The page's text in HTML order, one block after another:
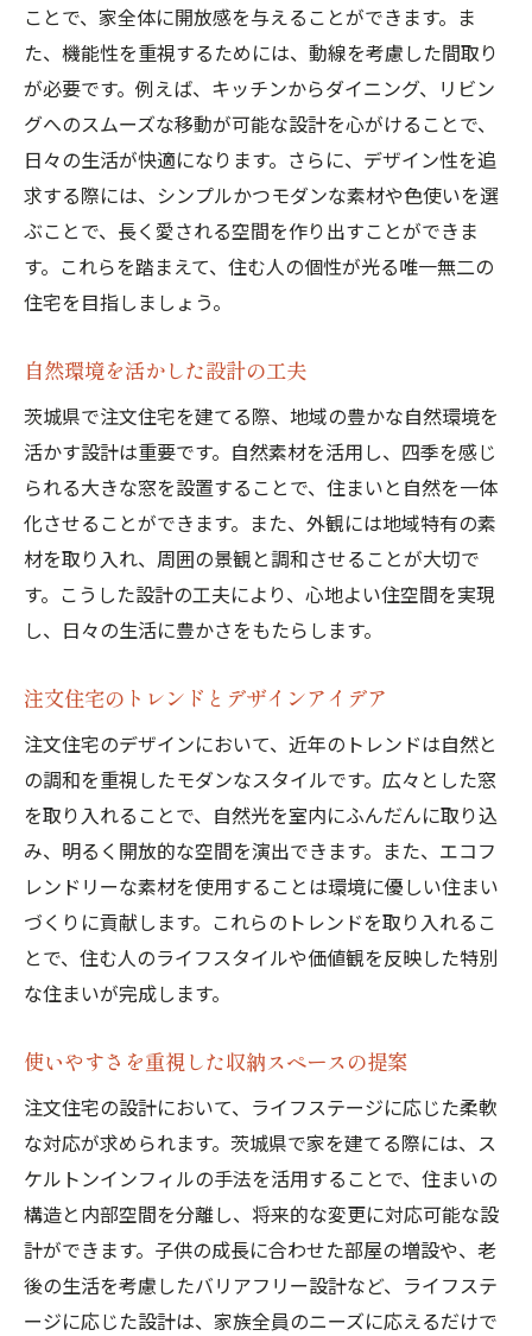
ことで、家全体に開放感を与えることができます。ま
た、機能性を重視するためには、動線を考慮した間取り
が必要です。例えば、キッチンからダイニング、リビン
グへのスムーズな移動が可能な設計を心がけることで、
日々の生活が快適になります。さらに、デザイン性を追
求する際には、シンプルかつモダンな素材や色使いを選
ぶことで、長く愛される空間を作り出すことができま
す。これらを踏まえて、住む人の個性が光る唯一無二の
住宅を目指しましょう。
自然環境を活かした設計の工夫
茨城県で注文住宅を建てる際、地域の豊かな自然環境を
活かす設計は重要です。自然素材を活用し、四季を感じ
られる大きな窓を設置することで、住まいと自然を一体
化させることができます。また、外観には地域特有の素
材を取り入れ、周囲の景観と調和させることが大切で
す。こうした設計の工夫により、心地よい住空間を実現
し、日々の生活に豊かさをもたらします。
注文住宅のトレンドとデザインアイデア
注文住宅のデザインにおいて、近年のトレンドは自然と
の調和を重視したモダンなスタイルです。広々とした窓
を取り入れることで、自然光を室内にふんだんに取り込
み、明るく開放的な空間を演出できます。また、エコフ
レンドリーな素材を使用することは環境に優しい住まい
づくりに貢献します。これらのトレンドを取り入れるこ
とで、住む人のライフスタイルや価値観を反映した特別
な住まいが完成します。
使いやすさを重視した収納スペースの提案
注文住宅の設計において、ライフステージに応じた柔軟
な対応が求められます。茨城県で家を建てる際には、ス
ケルトンインフィルの手法を活用することで、住まいの
構造と内部空間を分離し、将来的な変更に対応可能な設
計ができます。子供の成長に合わせた部屋の増設や、老
後の生活を考慮したバリアフリー設計など、ライフステ
ージに応じた設計は、家族全員のニーズに応えるだけで